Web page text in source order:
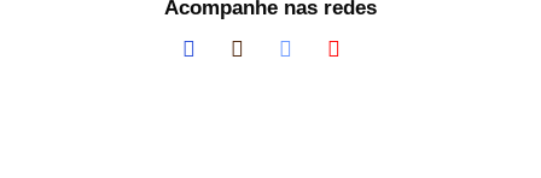
Acompanhe nas redes